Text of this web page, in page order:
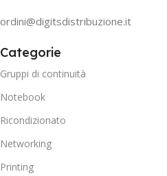
ordini@digitsdistribuzione.it
Categorie
Gruppi di continuità
Notebook
Ricondizionato
Networking
Printing